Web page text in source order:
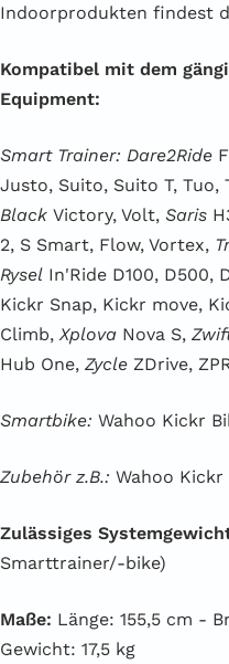
Indoorprodukten findest
Kompatibel mit dem
Equipment:
Smart Trainer: Dare2Ride
Justo, Suito, Suito T, Tuo,
Black Victory, Volt, Saris
2, S Smart, Flow, Vortex,
Rysel In'Ride D100, D500,
Kickr Snap, Kickr move,
Climb,Xplova Nova S,
Hub One, Zycle ZDrive,
Smartbike: Wahoo Kickr
Zubehör z.B.: Wahoo
Zulässiges
Smarttrainer/-bike)
Maße: Länge: 155,5 cm -
Gewicht: 17,5 kg